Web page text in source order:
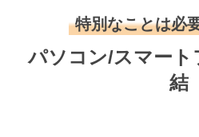
特別なことは必
パソコン/スマート
結